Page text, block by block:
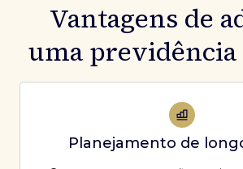
Vantagens de
uma
Planejamento de